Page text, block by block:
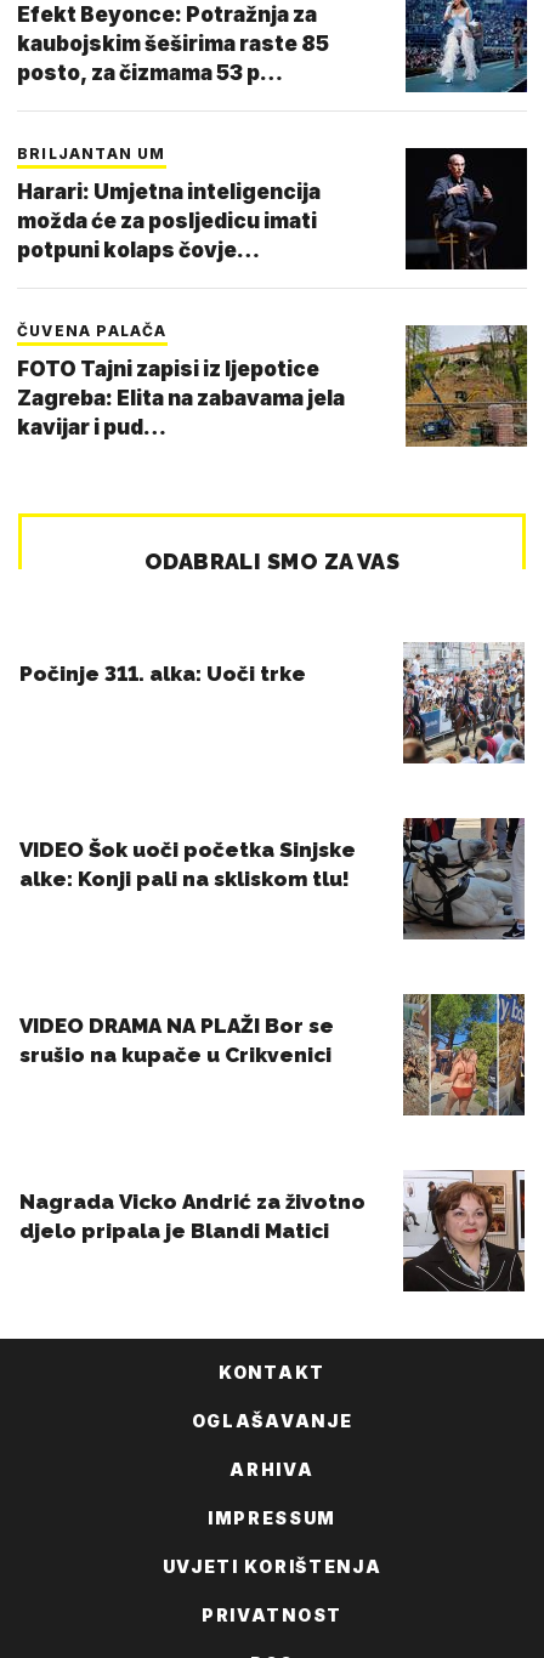
Efekt Beyonce: Potražnja za
kaubojskim šeširima raste 85
posto, za čizmama 53 p…
BRILJANTAN UM
Harari: Umjetna inteligencija
možda će za posljedicu imati
potpuni kolaps čovje…
ČUVENA PALAČA
FOTO Tajni zapisi iz ljepotice
Zagreba: Elita na zabavama jela
kavijar i pud…
KONTAKT
OGLAŠAVANJE
ARHIVA
IMPRESSUM
UVJETI KORIŠTENJA
PRIVATNOST